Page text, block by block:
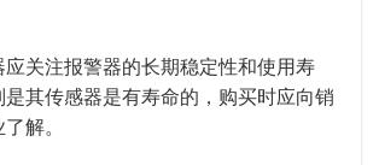
关注报警器的长期稳定性和使用寿
其传感器是有寿命的，购买时应向销
解。